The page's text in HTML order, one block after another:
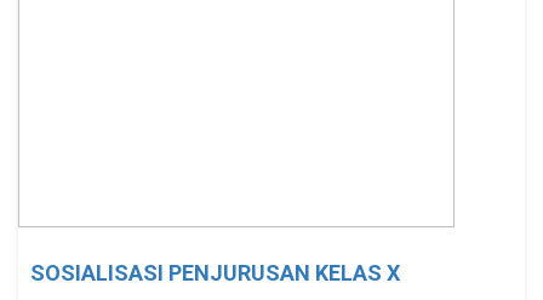
SOSIALISASI PENJURUSAN KELAS X